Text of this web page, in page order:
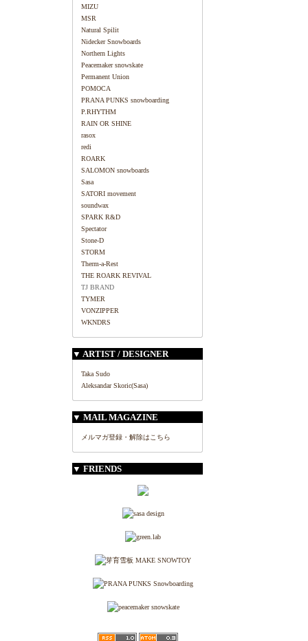
MIZU
MSR
Natural Spilit
Nidecker Snowboards
Northern Lights
Peacemaker snowskate
Permanent Union
POMOCA
PRANA PUNKS snowboarding
P.RHYTHM
RAIN OR SHINE
rasox
redi
ROARK
SALOMON snowboards
Sasa
SATORI movement
soundwax
SPARK R&D
Spectator
Stone-D
STORM
Therm-a-Rest
THE ROARK REVIVAL
TJ BRAND
TYMER
VONZIPPER
WKNDRS
▼ ARTIST / DESIGNER
Taka Sudo
Aleksandar Skoric(Sasa)
▼ MAIL MAGAZINE
メルマガ登録・解除はこちら
▼ FRIENDS